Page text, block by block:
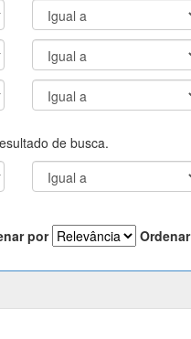
de busca.
por Ordenar